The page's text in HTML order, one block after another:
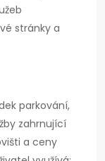
stránky a
parkování,
zahrnující
a ceny